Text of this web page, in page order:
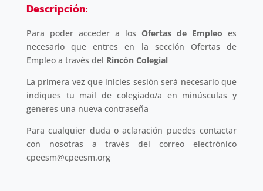
Descripción:
Para poder acceder a losOfertas de Empleo es
necesario que entres en la sección Ofertas de
Empleo a través del Rincón Colegial
La primera vez que inicies sesión será necesario que
indiques tu mail de colegiado/a en minúsculas y
generes una nueva contraseña
Para cualquier duda o aclaración puedes contactar
con nosotras a través del correo electrónico
cpeesm@cpeesm.org